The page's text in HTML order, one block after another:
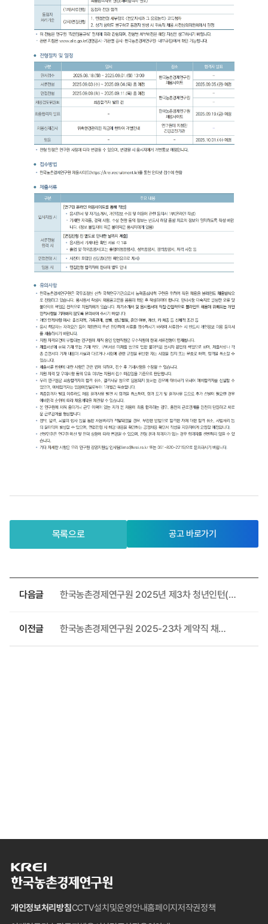
목록으로 공고 바로가기
다음글 한국농촌경제연구원 2025년 제3차 청년인턴(장애인 제한경쟁) 채용 공고
이전글 한국농촌경제연구원 2025-23차 계약직 채용 공고
한
국
촌
경
개인정보처리방침CCTV설치및운영안내홈페이지저작권정책